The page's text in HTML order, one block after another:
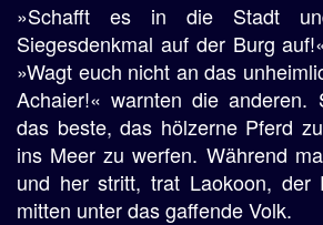
»Schafft es in die Stadt
Siegesdenkmal auf der Burg
»Wagt euch nicht an das
Achaier!« warnten die
das beste, das hölzerne Pferd
ins Meer zu werfen. Während
und her stritt, trat Laokoon, der
mitten unter das gaffende Volk.